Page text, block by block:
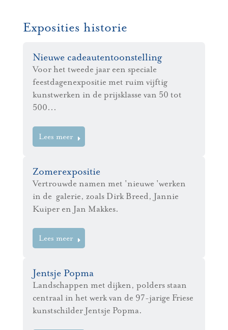
Exposities historie
Nieuwe cadeautentoonstelling
Voor het tweede jaar een speciale
feestdagenexpositie met ruim vijftig
kunstwerken in de prijsklasse van 50 tot
500...
Lees meer
Zomerexpositie
Vertrouwde namen met 'nieuwe 'werken
in de galerie, zoals Dirk Breed, Jannie
Kuiper en Jan Makkes.
Lees meer
Jentsje Popma
Landschappen met dijken, polders staan
centraal in het werk van de 97-jarige Friese
kunstschilder Jentsje Popma.